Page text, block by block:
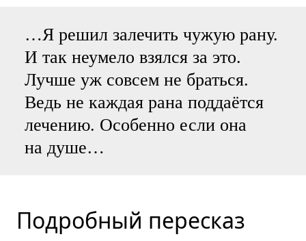
…Я решил залечить чужую рану.
И так неумело взялся за это.
Лучше уж совсем не браться.
Ведь не каждая рана поддаётся
лечению. Особенно если она
на душе…
Подробный пересказ